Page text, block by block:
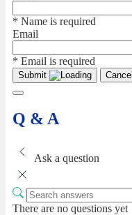
* Name is required
Email
* Email is required
Submit Cancel
Q & A
Ask a question
There are no questions yet